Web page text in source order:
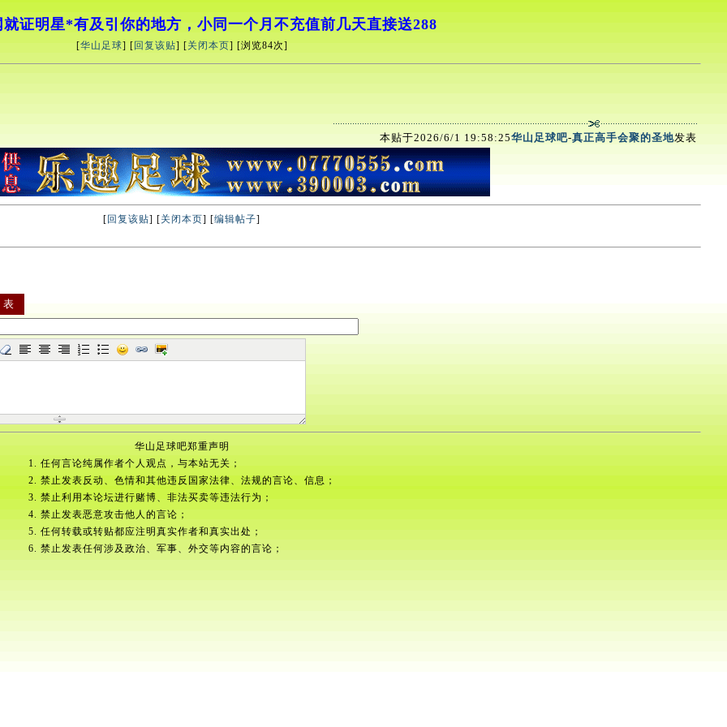
证明星*有及引你的地方，小同一个月不充值前几天直接送288
[华山足球] [ 回复该贴] [关闭本页] [浏览84次]
本贴于2026/6/1 19:58:25华山足球吧-真正高手会聚的圣地发表
[ 回复该贴] [关闭本页] [编辑帖子]
华山足球吧郑重声明
1. 任何言论纯属作者个人观点，与本站无关；
2. 禁止发表反动、色情和其他违反国家法律、法规的言论、信息；
3. 禁止利用本论坛进行赌博、非法买卖等违法行为；
4. 禁止发表恶意攻击他人的言论；
5. 任何转载或转贴都应注明真实作者和真实出处；
6. 禁止发表任何涉及政治、军事、外交等内容的言论；